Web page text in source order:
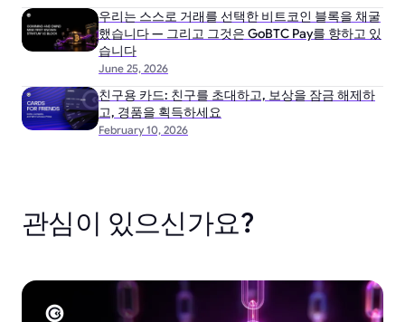
June 25, 2026
우리는 스스로 거래를 선택한 비트코인 블록을 채굴
했습니다 — 그리고 그것은 GoBTC Pay를 향하고 있
습니다
February 10, 2026
친구용 카드: 친구를 초대하고, 보상을 잠금 해제하
고, 경품을 획득하세요
관심이 있으신가요?